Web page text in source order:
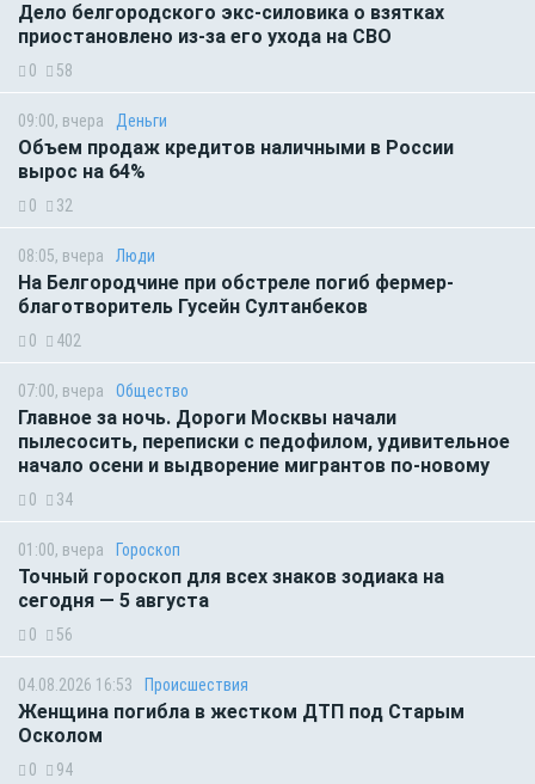
Дело белгородского экс-силовика о взятках
приостановлено из-за его ухода на СВО
0 58
09:00, вчера Деньги
Объем продаж кредитов наличными в России
вырос на 64%
0 32
08:05, вчера Люди
На Белгородчине при обстреле погиб фермер-
благотворитель Гусейн Султанбеков
0 402
07:00, вчера Общество
Главное за ночь. Дороги Москвы начали
пылесосить, переписки с педофилом, удивительное
начало осени и выдворение мигрантов по-новому
0 34
01:00, вчера Гороскоп
Точный гороскоп для всех знаков зодиака на
сегодня — 5 августа
0 56
04.08.2026 16:53 Происшествия
Женщина погибла в жестком ДТП под Старым
Осколом
0 94